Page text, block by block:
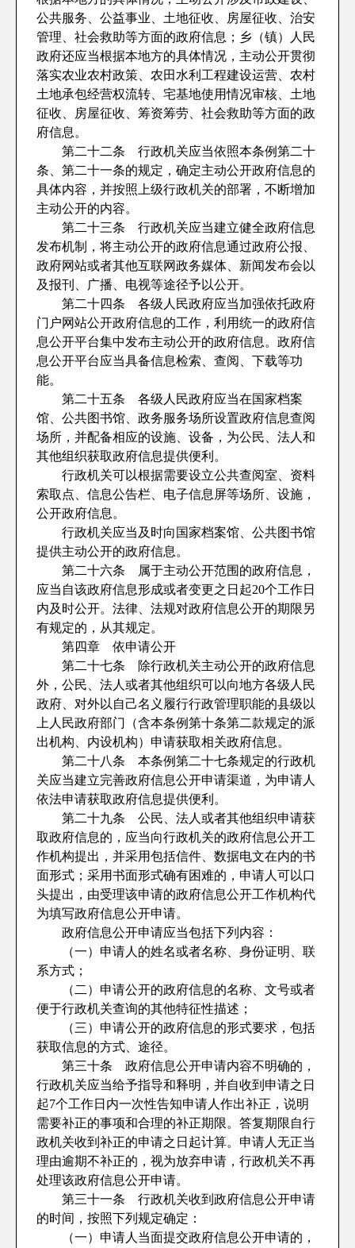
公共服务、公益事业、土地征收、房屋征收、治安
管理、社会救助等方面的政府信息；乡（镇）人民
政府还应当根据本地方的具体情况，主动公开贯彻
落实农业农村政策、农田水利工程建设运营、农村
土地承包经营权流转、宅基地使用情况审核、土地
征收、房屋征收、筹资筹劳、社会救助等方面的政
府信息。
第二十二条 行政机关应当依照本条例第二十
条、第二十一条的规定，确定主动公开政府信息的
具体内容，并按照上级行政机关的部署，不断增加
主动公开的内容。
第二十三条 行政机关应当建立健全政府信息
发布机制，将主动公开的政府信息通过政府公报、
政府网站或者其他互联网政务媒体、新闻发布会以
及报刊、广播、电视等途径予以公开。
第二十四条 各级人民政府应当加强依托政府
门户网站公开政府信息的工作，利用统一的政府信
息公开平台集中发布主动公开的政府信息。政府信
息公开平台应当具备信息检索、查阅、下载等功
能。
第二十五条 各级人民政府应当在国家档案
馆、公共图书馆、政务服务场所设置政府信息查阅
场所，并配备相应的设施、设备，为公民、法人和
其他组织获取政府信息提供便利。
行政机关可以根据需要设立公共查阅室、资料
索取点、信息公告栏、电子信息屏等场所、设施，
公开政府信息。
行政机关应当及时向国家档案馆、公共图书馆
提供主动公开的政府信息。
第二十六条 属于主动公开范围的政府信息，
应当自该政府信息形成或者变更之日起20个工作日
内及时公开。法律、法规对政府信息公开的期限另
有规定的，从其规定。
第四章 依申请公开
第二十七条 除行政机关主动公开的政府信息
外，公民、法人或者其他组织可以向地方各级人民
政府、对外以自己名义履行行政管理职能的县级以
上人民政府部门（含本条例第十条第二款规定的派
出机构、内设机构）申请获取相关政府信息。
第二十八条 本条例第二十七条规定的行政机
关应当建立完善政府信息公开申请渠道，为申请人
依法申请获取政府信息提供便利。
第二十九条 公民、法人或者其他组织申请获
取政府信息的，应当向行政机关的政府信息公开工
作机构提出，并采用包括信件、数据电文在内的书
面形式；采用书面形式确有困难的，申请人可以口
头提出，由受理该申请的政府信息公开工作机构代
为填写政府信息公开申请。
政府信息公开申请应当包括下列内容：
（一）申请人的姓名或者名称、身份证明、联
系方式；
（二）申请公开的政府信息的名称、文号或者
便于行政机关查询的其他特征性描述；
（三）申请公开的政府信息的形式要求，包括
获取信息的方式、途径。
第三十条 政府信息公开申请内容不明确的，
行政机关应当给予指导和释明，并自收到申请之日
起7个工作日内一次性告知申请人作出补正，说明
需要补正的事项和合理的补正期限。答复期限自行
政机关收到补正的申请之日起计算。申请人无正当
理由逾期不补正的，视为放弃申请，行政机关不再
处理该政府信息公开申请。
第三十一条 行政机关收到政府信息公开申请
的时间，按照下列规定确定：
（一）申请人当面提交政府信息公开申请的，